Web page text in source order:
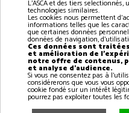
Jour :
Horaire :
Pilates
Adultes
dojo à RANVILLE
lundi
L'ASCA et des tiers
technologies similaires.
Les cookies nous permettent
informations telles que les
que certaines données
données de navigation,
Ces données sont
et amélioration de
notre offre de contenus,
et analyse d'audience.
Si vous ne consentez pas à
considérerons que vous vous
cookie fondé sur un intérêt
pourrez pas exploiter toutes les